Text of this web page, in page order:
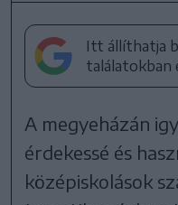
Itt állíthatja
találatokban
A megyeházán
érdekessé és
középiskolások